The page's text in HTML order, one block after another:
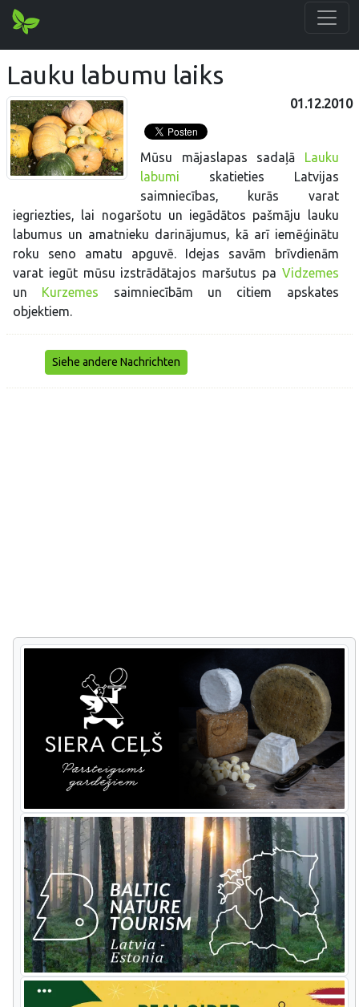
Lauku labumu laiks
01.12.2010
Mūsu mājaslapas sadaļā Lauku
labumi skatieties Latvijas
saimniecības, kurās varat
iegriezties, lai nogaršotu un iegādātos pašmāju lauku
labumus un amatnieku darinājumus, kā arī iemēģinātu
roku seno amatu apguvē. Idejas savām brīvdienām
varat iegūt mūsu izstrādātajos maršutus pa Vidzemes
un Kurzemes saimniecībām un citiem apskates
objektiem.
Siehe andere Nachrichten